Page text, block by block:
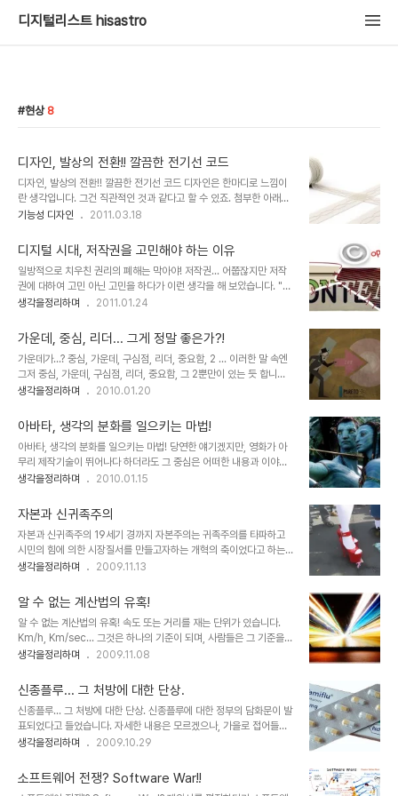
디지털리스트 hisastro
현상 8
디자인, 발상의 전환!! 깔끔한 전기선 코드
디자인, 발상의 전환!! 깔끔한 전기선 코드 디자인은 한마디로 느낌이
란 생각입니다. 그건 직관적인 것과 같다고 할 수 있죠. 첨부한 아래의
디자인 이미지들만 보더라도 어떻게 적용되는지 바로 감이 옵니다. 그
다. 이 디자인을 잘만 응용하면 컴퓨터 주위의 온통 지저분하니 너저분
하게 널려진 전기선들도 그냥 한번에 깔끔히 정리될 수도 있겠다는 생
각이 들었습니다. 생각과 발상의 전환이라는 건 진정으로 이런 것이 아
닐까 합니다. 형광등의 발전과정을 보면서 최근 가정에 설치되는 삼파
장 뿐만아니라 요즘 일반 형광등이 설치된 형태와 과거 갓이 씌어져 있
한 건지 모른다는 생각을 하지 않을 ..
기능성 디자인 2011.03.18
디지털 시대, 저작권을 고민해야 하는 이유
일방적으로 치우친 권리의 폐해는 막아야! 저작권... 어쭙잖지만 저작
권에 대하여 고민 아닌 고민을 하다가 이런 생각을 해 보았습니다. "어
떠한 권리가 한쪽으로 치우쳤을 땐 반드시 문제가 발생하기 마련이
에 이르렀다고 봅니다. 물론 현재, 어떤 누구라도 이 디지털 시대의 저
작권에 대하여 명쾌한 답을 내놓긴 어려울 것이라 생각합니다. 뭐, 혼
자라면 어떤 특정한 방법을 포함하여 어떤 주장이든 펼칠 수는 있겠지
만... ▲ Illustration by Minh Uong/The New York Times
Published: March 1, 2009 음악이나, 책, 글 그림 등등... 이러한
생각을정리하며 2011.01.24
가운데, 중심, 리더... 그게 정말 좋은가?!
가운데가...? 중심, 가운데, 구심점, 리더, 중요함, 2 ... 이러한 말 속엔
그저 중심, 가운데, 구심점, 리더, 중요함, 그 2뿐만이 있는 듯 합니다.
그것이 어떻게 존재하는지는 알 필요도 없고, 지금은 필요성을 느낄 능
들여 지고 있는지 모릅니다. 물론, 그것들 -중심,가운데, 구심점, 리더,
중요함, 2- 의 중요성을 부인코자 함은 아닙니다. 아니, 이미 그 이상
부각되어 더이상 추켜세울 수 없으리 만큼 올라가 있으므로... 꼭 그렇
게 할 필요는 없을 듯 하나... 다만, 핵심은 가운데 또는 중심, 리더가
아니라역할이라는 것을 말하고 싶은 겁니다. 과연 그 중심은 스스로 중
생각을정리하며 2010.01.20
아바타, 생각의 분화를 일으키는 마법!
아바타, 생각의 분화를 일으키는 마법! 당연한 얘기겠지만, 영화가 아
무리 제작기술이 뛰어나다 하더라도 그 중심은 어떠한 내용과 이야기
를 담고 있느냐가 무엇보다도 중요한 요소일 겁니다. 몇해 전 수백억의
며, 나라가 온통 시끄러웠던 심형래 감독의 영화 "디워"의 기억은 좋은
예가 되리라 생각합니다. 물론 이상한 논리들로 찬반이 엇갈리며 지저
분하게 얼룩졌던 그때의 기억이 좋지는 않지만... 이야기 또는 내용과
전달하고자 하는 메시지 등은 영화의 기본 골격이라고 할 수 있습니다.
때문에 아무리 영화가 멋진 기술과 영상으로 채워져 있다고 하더라도
되어 관객으로부터 혹평을 받게 되고..
생각을정리하며 2010.01.15
자본과 신귀족주의
자본과 신귀족주의 19세기 경까지 자본주의는 귀족주의를 타파하고
시민의 힘에 의한 시장질서를 만들고자하는 개혁의 축이었다고 하는
데... 자본은 또다른 힘의 부조리로 변질되고 있음을 우리의 현실은 보
현상이고, 이야기 일지는 모르겠으나, 지금 우리들이 살아가고 있는
21세기는 재벌과 권력의 유착이라는 혼맥지도
(http://blog.naver.com/hyoungwk?
Redirect=Log&logNo=10018230331)를 거론하지 않더라도
새로운 귀족이 형성되어 있으며, 또한 그에 따르는 생존을 갈구해야만
실입니다. 사람이 아닌 돈에 의해서... 권력에 치우쳐 돈을 좌우하던 ..
생각을정리하며 2009.11.13
알 수 없는 계산법의 유혹!
알 수 없는 계산법의 유혹! 속도 또는 거리를 재는 단위가 있습니다.
Km/h, Km/sec... 그것은 하나의 기준이 되며, 사람들은 그 기준을
근거로하여 거리와 속도를 계산하고 그 산정된 결과로서 이해를 하기
만, 이를 활용한 계산을 통해 만들어지는 사안들을 보다 보면 그 과정
에 시작과 끝은 온데 간데 없고, 단지 숫자만 남아 사람들의 눈을 현혹
시켜 유혹하는 듯 합니다. 언젠가 뉴스 기사 중 "인구재앙"이란 것이
있었습니다. 논란거리이기도 했지요. 2012년엔 어떻고 2050년엔
어떻고 하면서 인구감소와 노령화의 문제를 거론하고 있었습니다.-그
2050년에는 정말로 그..
생각을정리하며 2009.11.08
신종플루... 그 처방에 대한 단상.
신종플루... 그 처방에 대한 단상. 신종플루에 대한 정부의 담화문이 발
표되었다고 들었습니다. 자세한 내용은 모르겠으나, 가을로 접어들어
신종플루 확산에 대한 대처로써 타미플루 처방에 대한 완화가 주요 내
이 발생하고 있다는 사실입니다. 신종플루 감염에 대한 검사도 그렇지
만, 의심이 된다 싶으면 바로 타미플루 처방을 하고 있는 현재의 방식
생각을정리하며 2009.10.29
소프트웨어 전쟁? Software War!!